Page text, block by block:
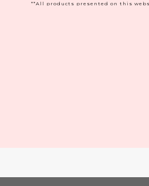
**All products presented on this